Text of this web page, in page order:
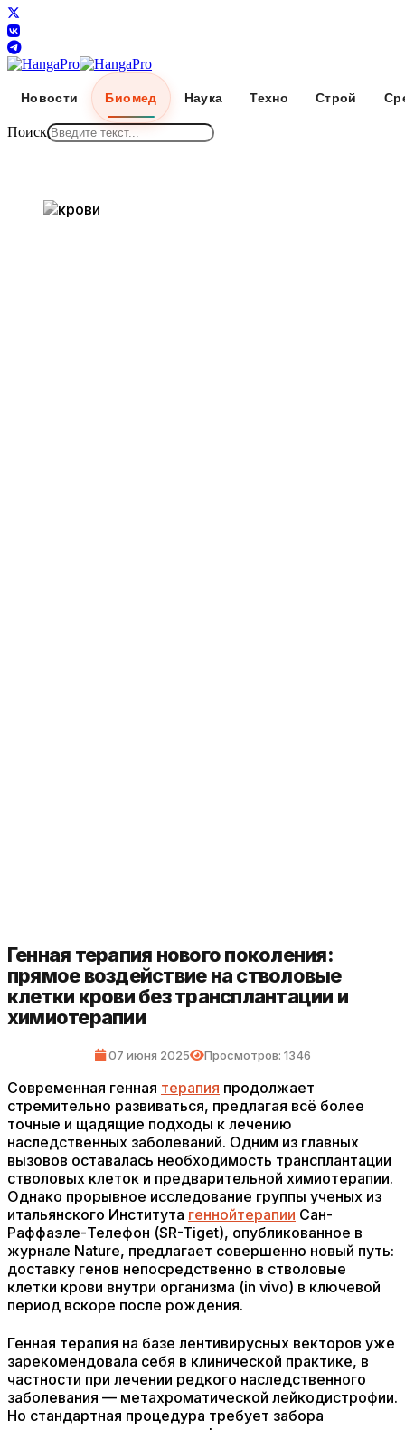
Новости Биомед Наука Техно Строй
Поиск
Генная терапия нового поколения:
прямое воздействие на стволовые
клетки крови без трансплантации и
химиотерапии
07 июня 2025 Просмотров: 1346
Современная генная терапия продолжает
стремительно развиваться, предлагая всё более
точные и щадящие подходы к лечению
наследственных заболеваний. Одним из главных
вызовов оставалась необходимость трансплантации
стволовых клеток и предварительной химиотерапии.
Однако прорывное исследование группы ученых из
итальянского Института геннойтерапии Сан-
Раффаэле-Телефон (SR-Tiget), опубликованное в
журнале Nature, предлагает совершенно новый путь:
доставку генов непосредственно в стволовые
клетки крови внутри организма (in vivo) в ключевой
период вскоре после рождения.
Генная терапия на базе лентивирусных векторов уже
зарекомендовала себя в клинической практике, в
частности при лечении редкого наследственного
заболевания — метахроматической лейкодистрофии.
Но стандартная процедура требует забора